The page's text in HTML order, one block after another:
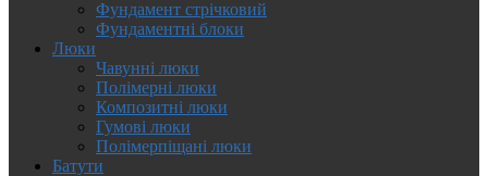
Фундамент стрічковий
Фундаментні блоки
Люки
Чавунні люки
Полімерні люки
Композитні люки
Гумові люки
Полімерпіщані люки
Батути